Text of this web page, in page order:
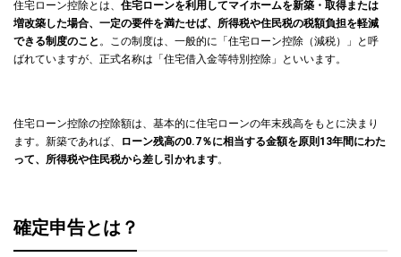
住宅ローン控除とは、 住宅ローンを利用してマイホームを新築・取得または
増改築した場合、一定の要件を満たせば、所得税や住民税の税額負担を軽減
できる制度のこと 。この制度は、一般的に「住宅ローン控除（減税）」と呼
ばれていますが、正式名称は「住宅借入金等特別控除」といいます。
住宅ローン控除の控除額は、基本的に住宅ローンの年末残高をもとに決まり
ます。新築であれば、
ローン残高の0.7％に相当する金額を原則13年間にわた
って、所得税や住民税から差し引かれます。
確定申告とは？